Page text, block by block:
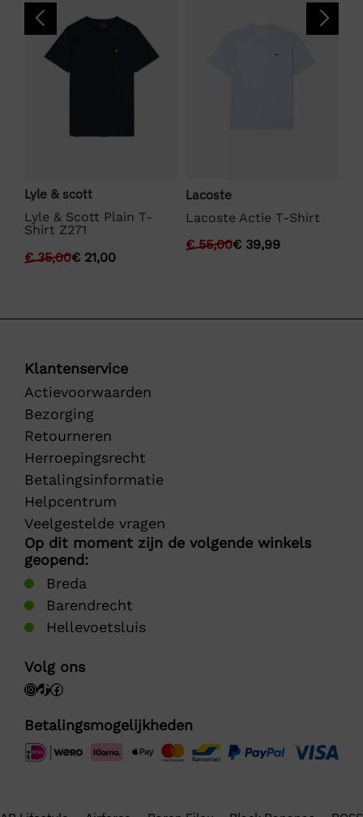
Lyle & scott
Lyle & Scott Plain T-
Shirt Z271
€35,00€ 21,00
Lacoste
Lacoste Actie T-Shirt
€55,00€ 39,99
Klantenservice
Actievoorwaarden
Bezorging
Retourneren
Herroepingsrecht
Betalingsinformatie
Helpcentrum
Veelgestelde vragen
Op dit moment zijn de volgende winkels
geopend:
Breda
Barendrecht
Hellevoetsluis
Volg ons
Betalingsmogelijkheden